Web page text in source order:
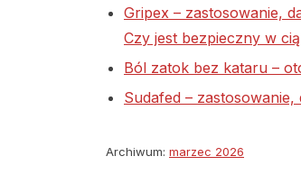
Gripex – zastosowanie,
Czy jest bezpieczny w
Ból zatok bez kataru –
Sudafed –
Archiwum: marzec 2026